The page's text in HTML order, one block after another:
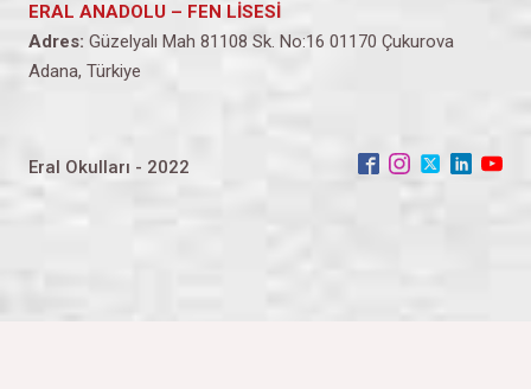
ERAL ANADOLU – FEN LİSESİ
Adres: Güzelyalı Mah 81108 Sk. No:16 01170 Çukurova
Adana, Türkiye
Eral Okulları - 2022